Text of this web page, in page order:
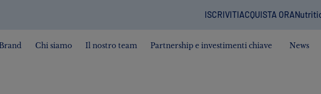
Contact
ISCRIVITIACQUISTA ORA
Chi siamo Il nostro team Partnership e investimenti chiave News